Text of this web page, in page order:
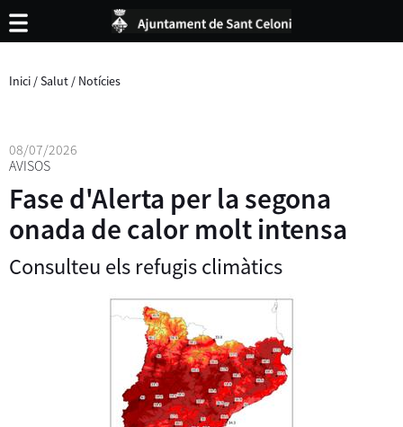
Inici /Salut / Notícies
08/07/2026
AVISOS
Fase d'Alerta per la segona
onada de calor molt intensa
Consulteu els refugis climàtics